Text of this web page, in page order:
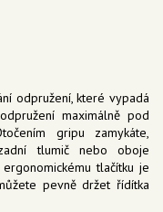
odpružení, které vypadá
maximálně pod
gripu zamykáte,
tlumič nebo oboje
tlačítku je
pevně držet řídítka